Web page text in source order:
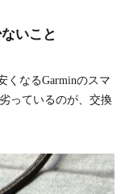
いこと
くなるGarminのスマ
っているのが、交換